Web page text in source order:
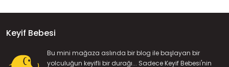
Keyif Bebesi
Bu mini mağaza aslında bir blog ile başlayan bir
yolculuğun keyifli bir durağı... Sadece Keyif Bebesi'nin